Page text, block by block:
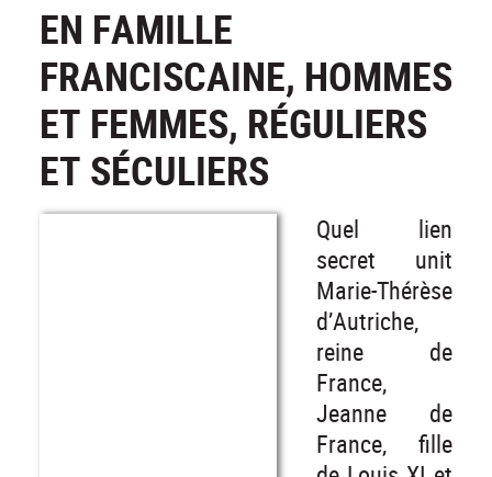
EN FAMILLE
FRANCISCAINE, HOMMES
ET FEMMES, RÉGULIERS
ET SÉCULIERS
Quel lien
secret unit
Marie-Thérèse
d’Autriche,
reine de
France,
Jeanne de
France, fille